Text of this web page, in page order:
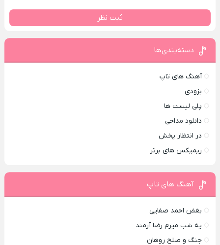
ثبت نظر
دسته‌بندی‌ها
آهنگ های تاپ
بزودی
پلی لیست ها
دانلود مداحی
در انتظار پخش
ریمیکس های برتر
آهنگ های تاپ
بغض احمد صفایی
یه شب میرم رضا آرمند
جنگ و صلح روهان